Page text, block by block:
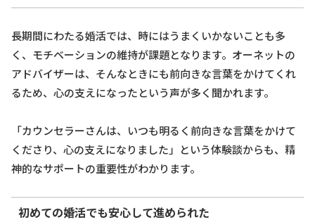
長期間にわたる婚活では、時にはうまくいかないことも多
く、モチベーションの維持が課題となります。オーネットの
アドバイザーは、そんなときにも前向きな言葉をかけてくれ
るため、心の支えになったという声が多く聞かれます。
「カウンセラーさんは、いつも明るく前向きな言葉をかけて
くださり、心の支えになりました」という体験談からも、精
神的なサポートの重要性がわかります。
初めての婚活でも安心して進められた